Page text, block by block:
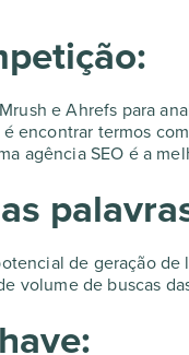
e Ahrefs para
encontrar termos
agência SEO é a
de geração de
volume de buscas